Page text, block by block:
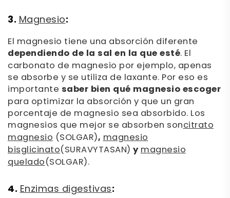
3.Magnesio:
El magnesio tiene una absorción diferente
dependiendo de la sal en la que esté. El
carbonato de magnesio por ejemplo, apenas
se absorbe y se utiliza de laxante. Por eso es
importante saber bien qué magnesio escoger
para optimizar la absorción y que un gran
porcentaje de magnesio sea absorbido. Los
magnesios que mejor se absorben soncitrato
magnesio (SOLGAR),magnesio
bisglicinato(SURAVYTASAN) ymagnesio
quelado(SOLGAR).
4.Enzimas digestivas: